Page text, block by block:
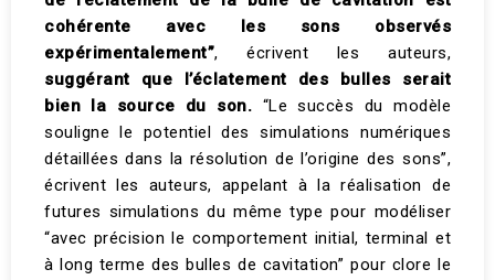
cohérente avec les sons observés
expérimentalement”, écrivent les auteurs,
suggérant que l’éclatement des bulles serait
bien la source du son. “Le succès du modèle
souligne le potentiel des simulations numériques
détaillées dans la résolution de l’origine des sons”,
écrivent les auteurs, appelant à la réalisation de
futures simulations du même type pour modéliser
“avec précision le comportement initial, terminal et
à long terme des bulles de cavitation” pour clore le